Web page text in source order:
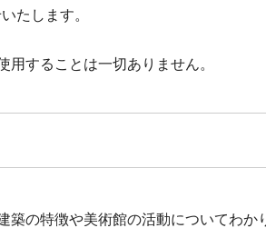
たします。
することは一切ありません。
の特徴や美術館の活動についてわか